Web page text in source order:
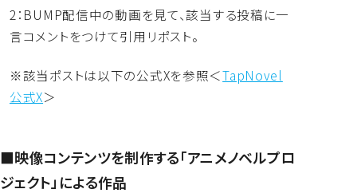
2：BUMP配信中の動画を見て、該当する投稿に一
言コメントをつけて引用リポスト。
※該当ポストは以下の公式Xを参照＜TapNovel
公式X＞
■映像コンテンツを制作する「アニメノベルプロ
ジェクト」による作品